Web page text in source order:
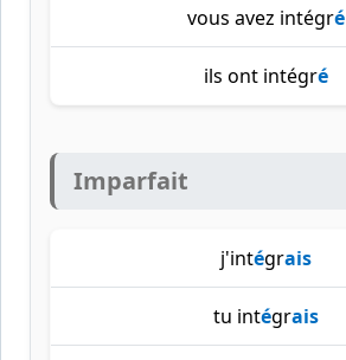
vous avez intégré
ils ont intégré
Imparfait
j'intégrais
tu intégrais